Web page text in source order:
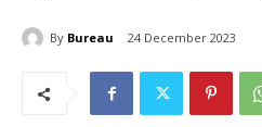
By Bureau 24 December 2023